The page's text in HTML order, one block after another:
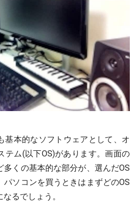
基本的なソフトウェアとして、オ
テム(以下OS)があります。画面の
多くの基本的な部分が、選んだOS
パソコンを買うときはまずどのOS
るでしょう。